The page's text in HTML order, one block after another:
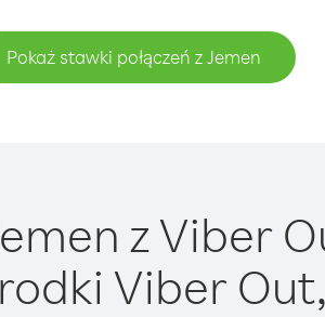
Pokaż stawki połączeń z Jemen
z Viber
Viber